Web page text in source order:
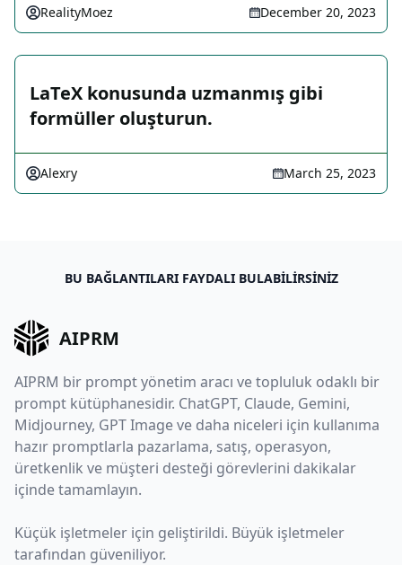
RealityMoez December 20, 2023
LaTeX konusunda uzmanmış gibi
formüller oluşturun.
Alexry March 25, 2023
BU BAĞLANTILARI FAYDALI BULABILIRSINIZ
AIPRM
AIPRM bir prompt yönetim aracı ve topluluk odaklı bir
prompt kütüphanesidir. ChatGPT, Claude, Gemini,
Midjourney, GPT Image ve daha niceleri için kullanıma
hazır promptlarla pazarlama, satış, operasyon,
üretkenlik ve müşteri desteği görevlerini dakikalar
içinde tamamlayın.
Küçük işletmeler için geliştirildi. Büyük işletmeler
tarafından güveniliyor.